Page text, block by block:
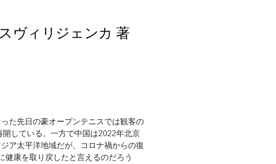
ヴィリジェンカ 著
た先日の豪オープンテニスでは観客の
している。一方で中国は2022年北京
ア太平洋地域だが、コロナ禍からの復
康を取り戻したと言えるのだろう